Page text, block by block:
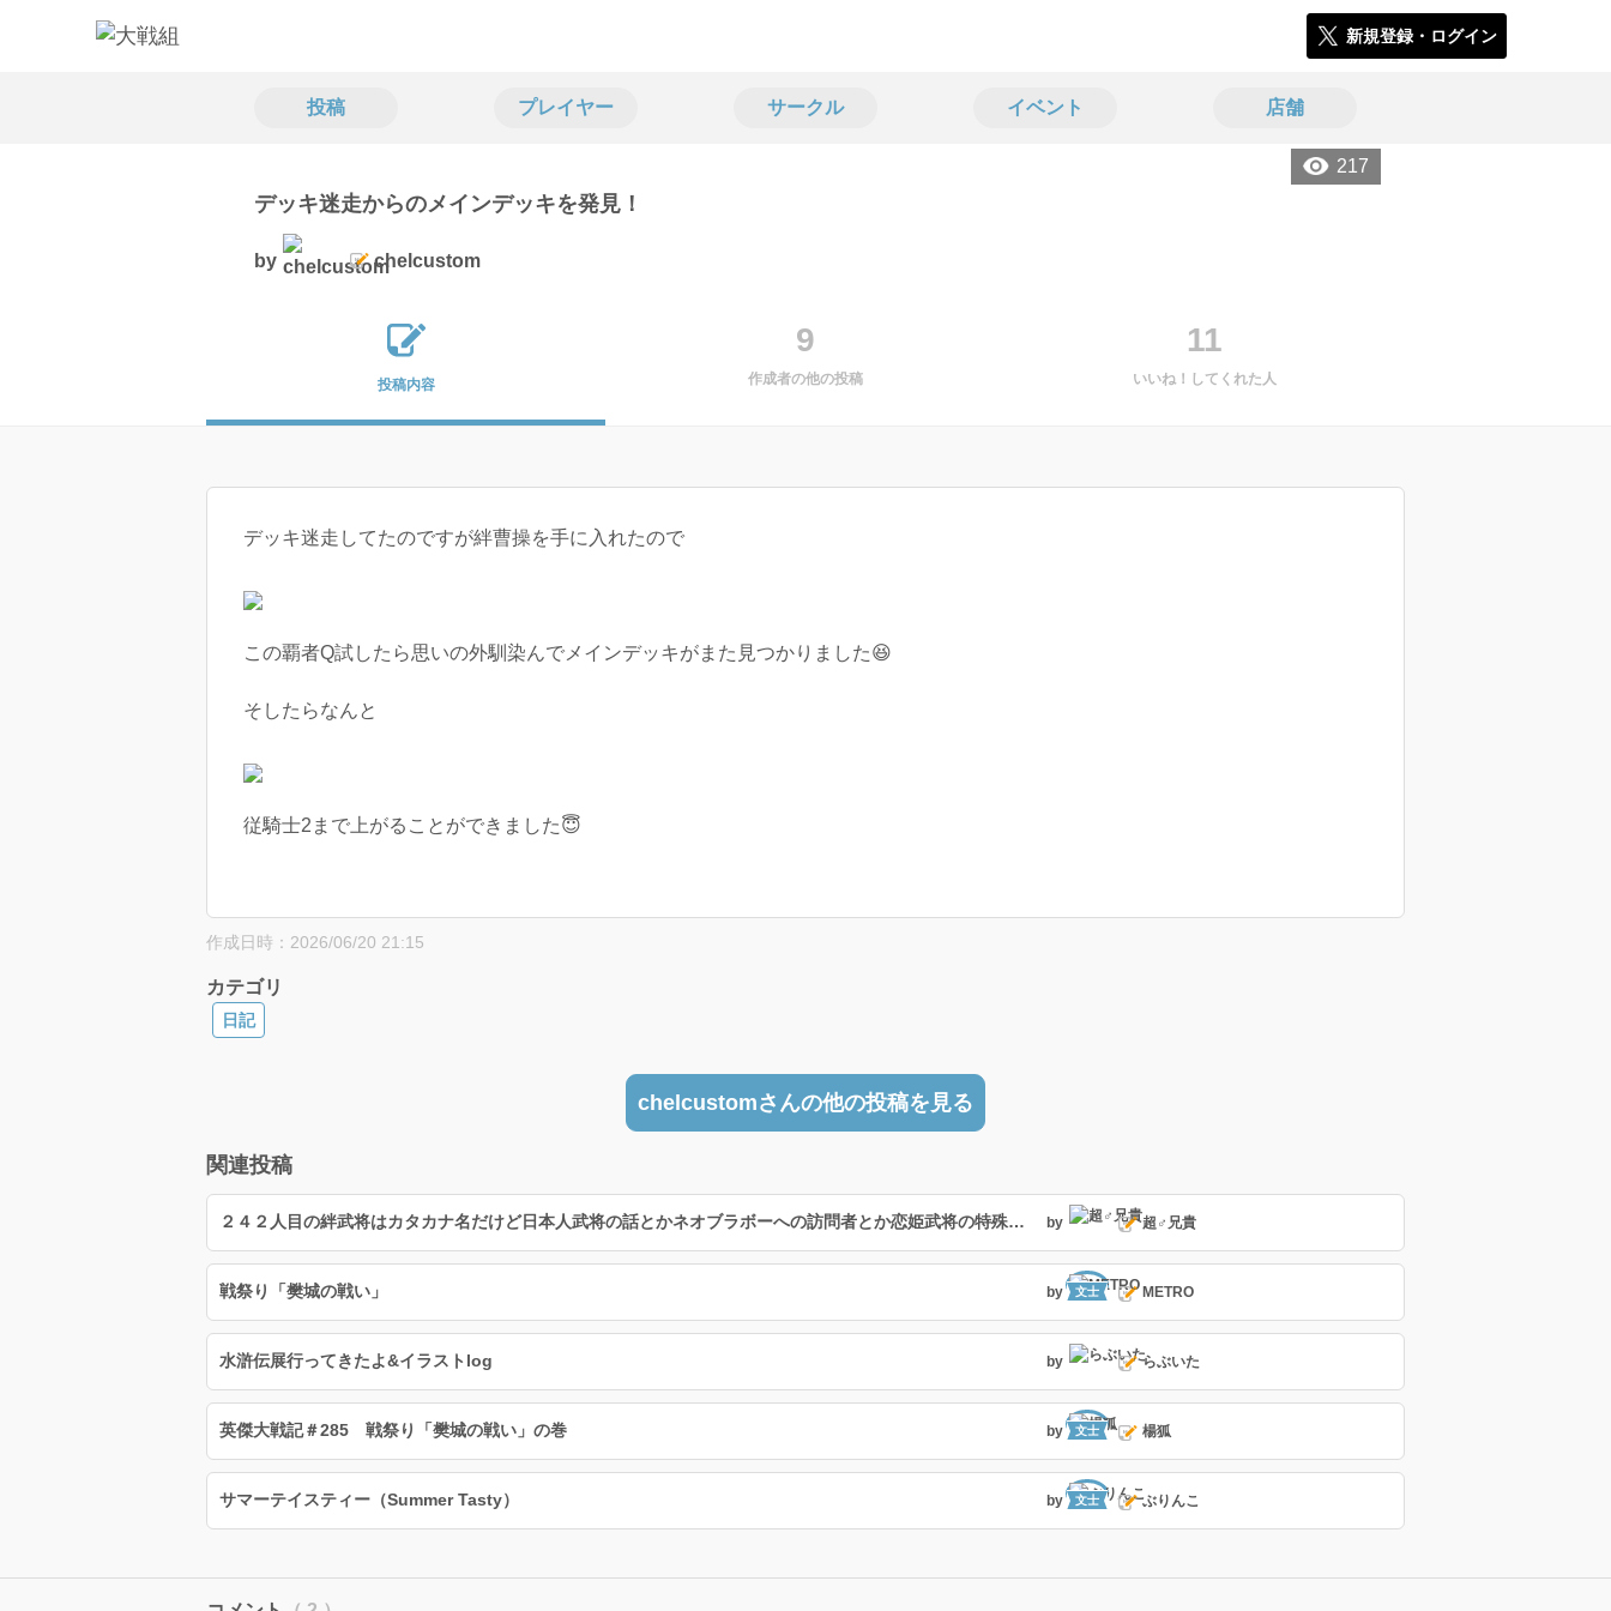
新規登録・ログイン
投稿 プレイヤー サークル イベント 店舗
217
デッキ迷走からのメインデッキを発見！
by chelcustom
投稿内容
9
作成者の他の投稿
11
いいね！してくれた人
デッキ迷走してたのですが絆曹操を手に入れたので
この覇者Q試したら思いの外馴染んでメインデッキがまた見つかりました😆
そしたらなんと
従騎士2まで上がることができました😇
作成日時：2026/06/20 21:15
カテゴリ
日記
chelcustomさんの他の投稿を見る
関連投稿
２４２人目の絆武将はカタカナ名だけど日本人武将の話とかネオブラボーへの訪問者とか恋姫武将の特殊台詞の話 by 超♂兄貴
戦祭り「樊城の戦い」 by 文士 METRO
水滸伝展行ってきたよ&イラストlog by らぶいた
英傑大戦記＃285 戦祭り「樊城の戦い」の巻 by 文士 楊狐
サマーテイスティー（Summer Tasty） by 文士 ぶりんこ